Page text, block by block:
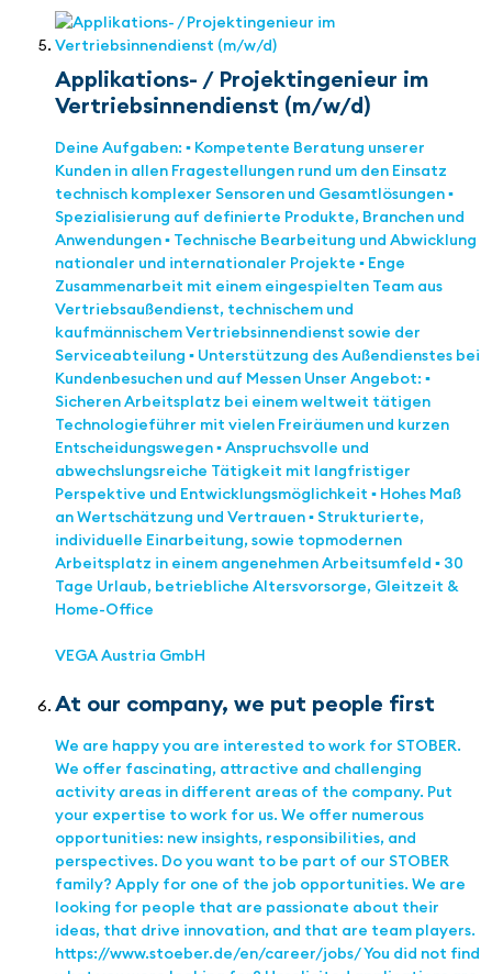
Applikations- / Projektingenieur im
Vertriebsinnendienst (m/w/d)
Deine Aufgaben: ▪ Kompetente Beratung unserer
Kunden in allen Fragestellungen rund um den Einsatz
technisch komplexer Sensoren und Gesamtlösungen ▪
Spezialisierung auf definierte Produkte, Branchen und
Anwendungen ▪ Technische Bearbeitung und Abwicklung
nationaler und internationaler Projekte ▪ Enge
Zusammenarbeit mit einem eingespielten Team aus
Vertriebsaußendienst, technischem und
kaufmännischem Vertriebsinnendienst sowie der
Serviceabteilung ▪ Unterstützung des Außendienstes bei
Kundenbesuchen und auf Messen Unser Angebot: ▪
Sicheren Arbeitsplatz bei einem weltweit tätigen
Technologieführer mit vielen Freiräumen und kurzen
Entscheidungswegen ▪ Anspruchsvolle und
abwechslungsreiche Tätigkeit mit langfristiger
Perspektive und Entwicklungsmöglichkeit ▪ Hohes Maß
an Wertschätzung und Vertrauen ▪ Strukturierte,
individuelle Einarbeitung, sowie topmodernen
Arbeitsplatz in einem angenehmen Arbeitsumfeld ▪ 30
Tage Urlaub, betriebliche Altersvorsorge, Gleitzeit &
Home-Office
VEGA Austria GmbH
At our company, we put people first
We are happy you are interested to work for STOBER.
We offer fascinating, attractive and challenging
activity areas in different areas of the company. Put
your expertise to work for us. We offer numerous
opportunities: new insights, responsibilities, and
perspectives. Do you want to be part of our STOBER
family? Apply for one of the job opportunities. We are
looking for people that are passionate about their
ideas, that drive innovation, and that are team players.
https://www.stoeber.de/en/career/jobs/ You did not find